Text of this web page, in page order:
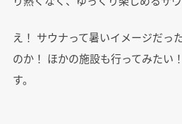
え！ サウナって暑いイメージだっ
のか！ ほかの施設も行ってみたい
す。